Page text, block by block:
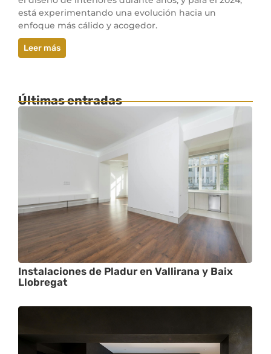
está experimentando una evolución hacia un
enfoque más cálido y acogedor.
Leer más
Últimas entradas
Instalaciones de Pladur en Vallirana y Baix
Llobregat